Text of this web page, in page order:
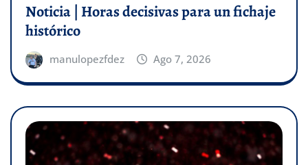
Noticia | Horas decisivas para un fichaje
histórico
manulopezfdez Ago 7, 2026